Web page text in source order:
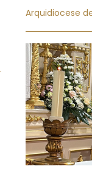
Arquidiocese